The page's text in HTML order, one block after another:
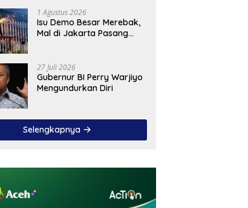
1 Agustus 2026
Isu Demo Besar Merebak,
Mal di Jakarta Pasang
27 Juli 2026
Gubernur BI Perry Warjiyo
Mengundurkan Diri
Selengkapnya